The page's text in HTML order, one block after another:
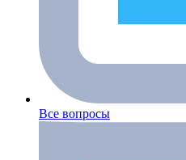
Все вопросы